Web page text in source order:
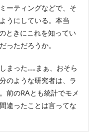
ーティングなどで、そ
うにしている。本当
ときにこれを知ってい
っただろうか。
まった…..まぁ、おそら
のような研究者は、ラ
前のRAとも統計でモメ
違ったことは言ってな